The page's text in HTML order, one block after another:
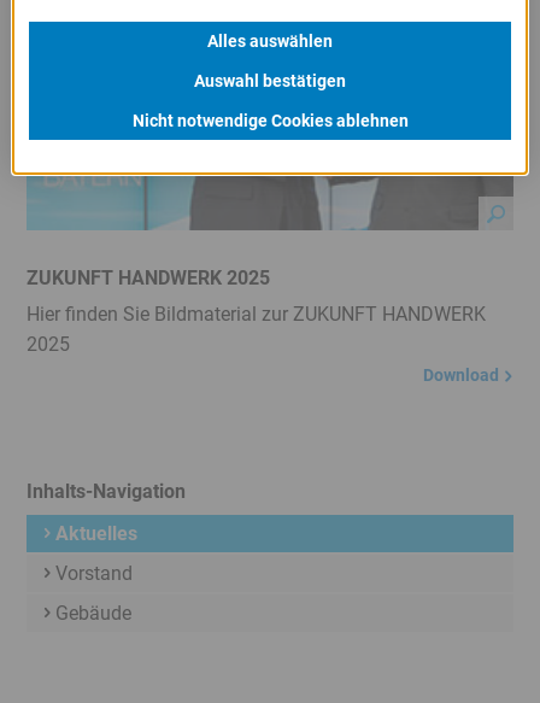
ZUKUNFT HANDWERK 2025
Hier finden Sie Bildmaterial zur ZUKUNFT HANDWERK
2025
Download
Inhalts-Navigation
Aktuelles
Vorstand
Gebäude
Alles auswählen
Auswahl bestätigen
Nicht notwendige Cookies ablehnen